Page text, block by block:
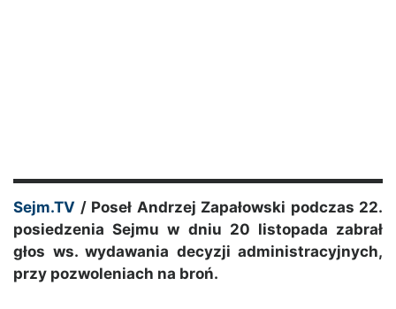
Sejm.TV / Poseł Andrzej Zapałowski podczas 22.
posiedzenia Sejmu w dniu 20 listopada zabrał
głos ws. wydawania decyzji administracyjnych,
przy pozwoleniach na broń.